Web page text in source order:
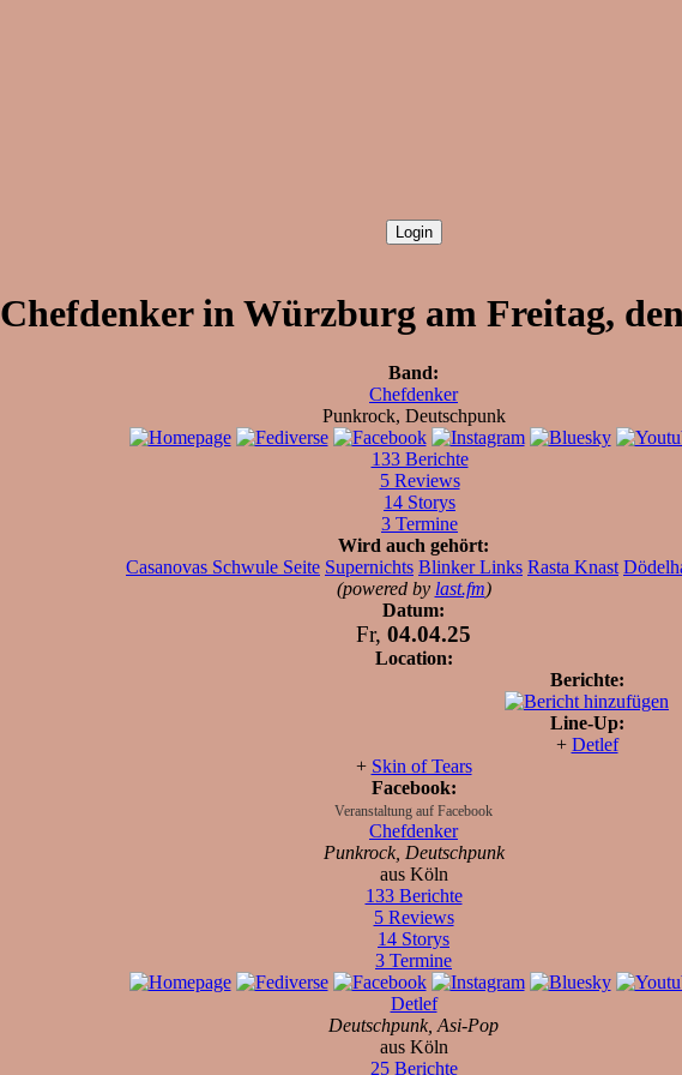
Chefdenker in Würzburg am Freitag,
Band:
Chefdenker
Punkrock, Deutschpunk
133 Berichte
5 Reviews
14 Storys
3 Termine
Wird auch gehört:
Casanovas Schwule Seite Supernichts Blinker Links Rasta Knast
(powered by last.fm)
Datum:
Fr, 04.04.25
Location:
Berichte:
Line-Up:
+ Detlef
+ Skin of Tears
Facebook:
Veranstaltung auf Facebook
Chefdenker
Punkrock, Deutschpunk
aus Köln
133 Berichte
5 Reviews
14 Storys
3 Termine
Detlef
Deutschpunk, Asi-Pop
aus Köln
25 Berichte